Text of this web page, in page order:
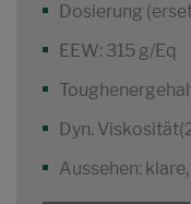
Dosierung
EEW: 315 g/Eq
Dyn.
Aussehen: